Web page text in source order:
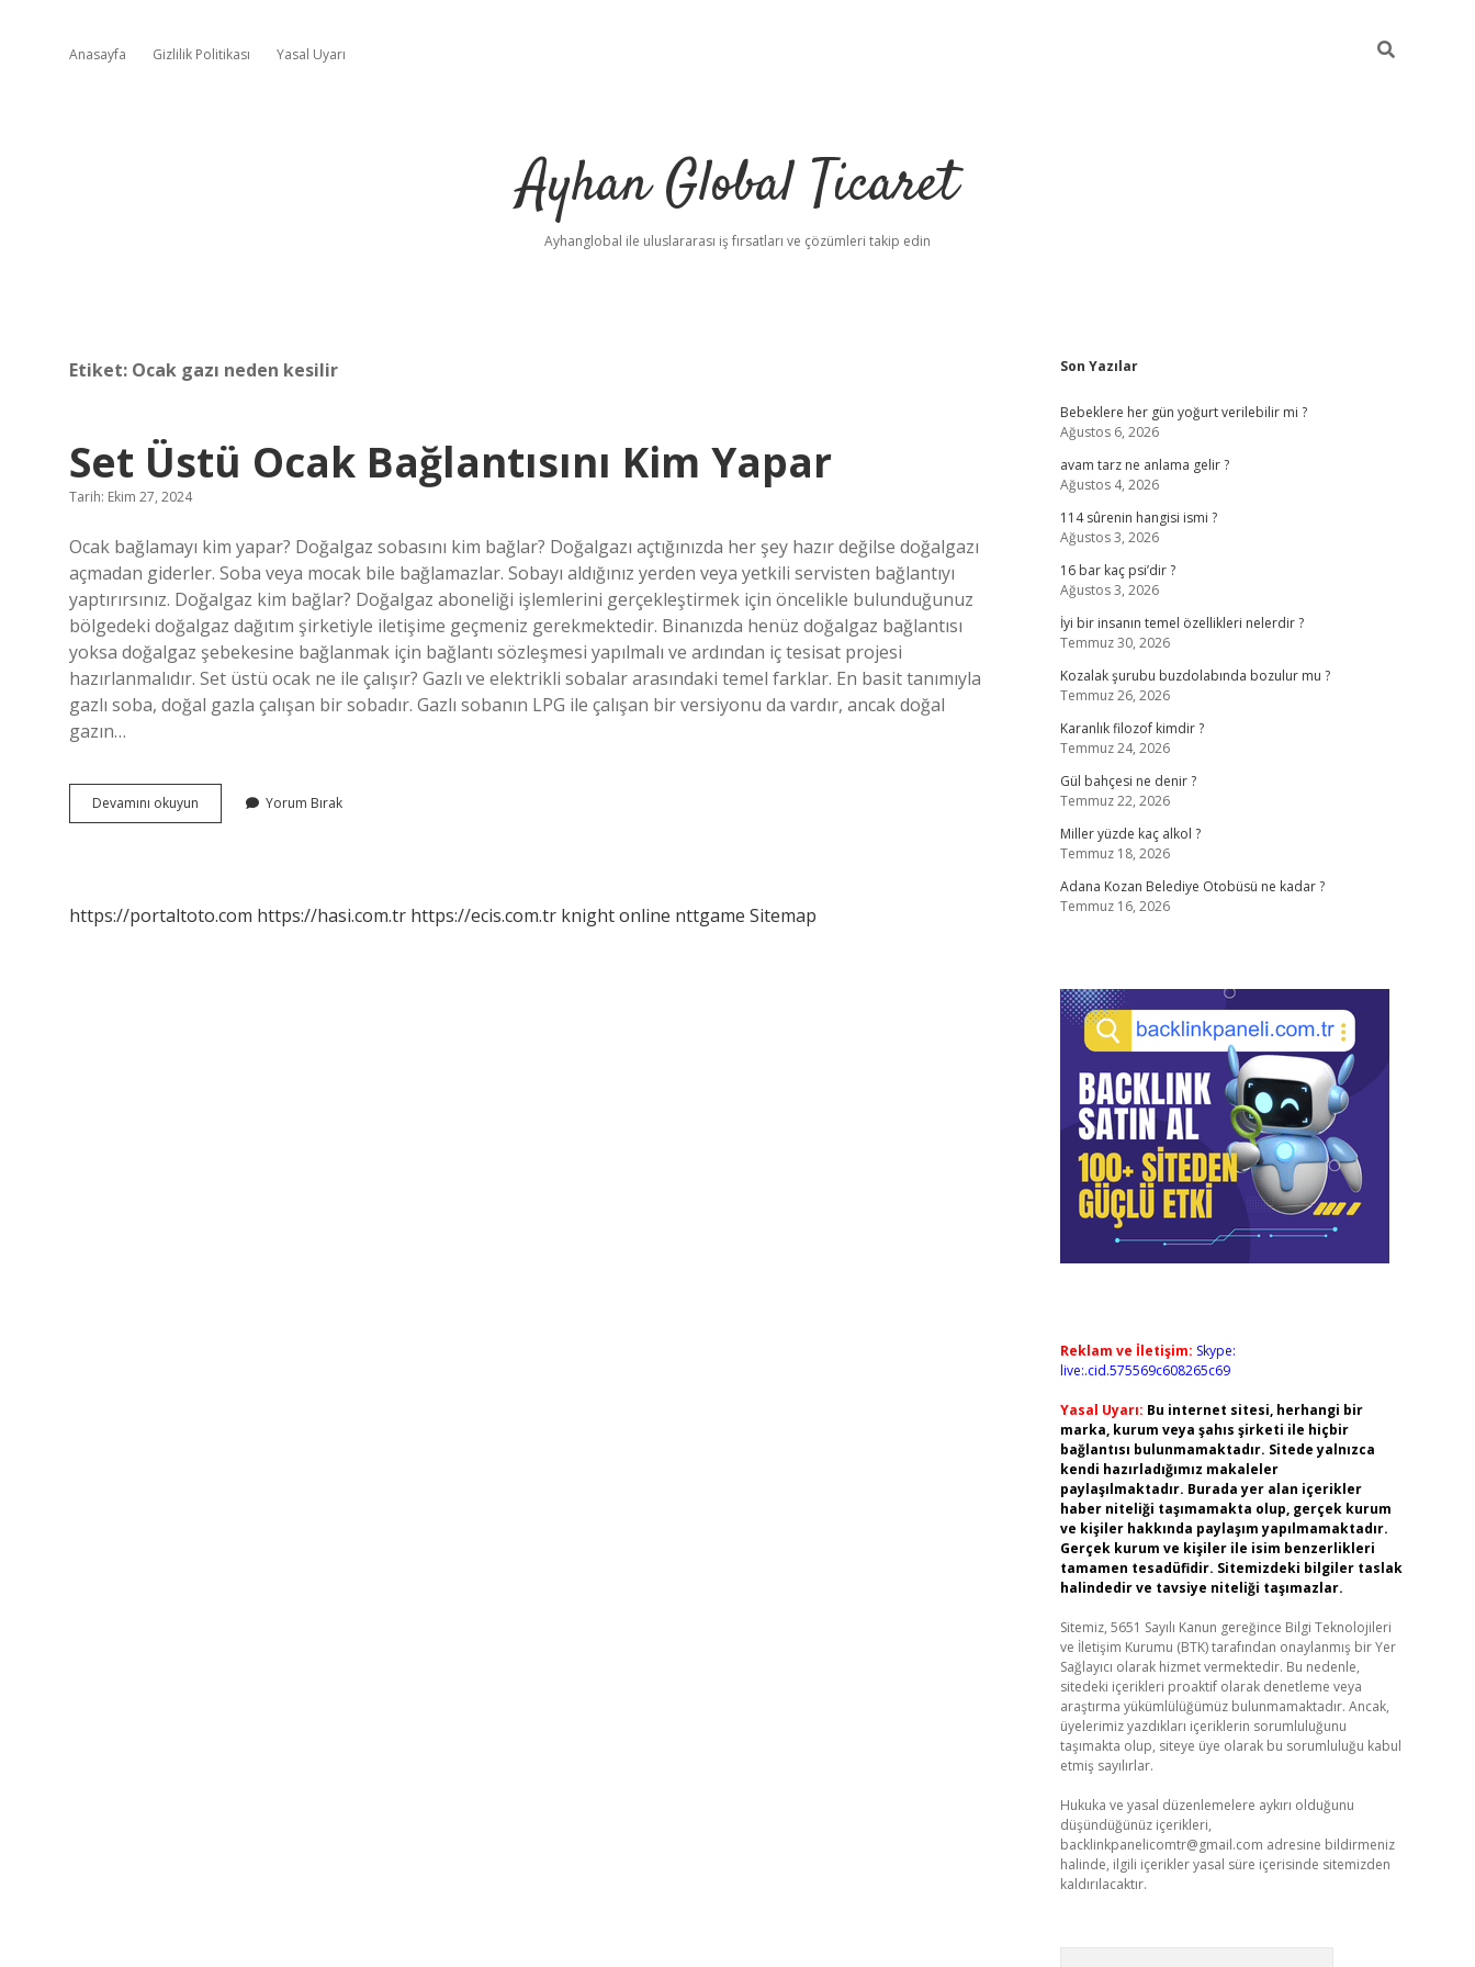
Anasayfa Gizlilik Politikası Yasal Uyarı
Ayhan Global Ticaret
Ayhanglobal ile uluslararası iş fırsatları ve çözümleri takip edin
Etiket: Ocak gazı neden kesilir
Set Üstü Ocak Bağlantısını Kim Yapar
Tarih: Ekim 27, 2024
Ocak bağlamayı kim yapar? Doğalgaz sobasını kim bağlar? Doğalgazı açtığınızda her şey hazır değilse doğalgazı
açmadan giderler. Soba veya mocak bile bağlamazlar. Sobayı aldığınız yerden veya yetkili servisten bağlantıyı
yaptırırsınız. Doğalgaz kim bağlar? Doğalgaz aboneliği işlemlerini gerçekleştirmek için öncelikle bulunduğunuz
bölgedeki doğalgaz dağıtım şirketiyle iletişime geçmeniz gerekmektedir. Binanızda henüz doğalgaz bağlantısı
yoksa doğalgaz şebekesine bağlanmak için bağlantı sözleşmesi yapılmalı ve ardından iç tesisat projesi
hazırlanmalıdır. Set üstü ocak ne ile çalışır? Gazlı ve elektrikli sobalar arasındaki temel farklar. En basit tanımıyla
gazlı soba, doğal gazla çalışan bir sobadır. Gazlı sobanın LPG ile çalışan bir versiyonu da vardır, ancak doğal
gazın…
Devamını okuyun
Üstü
Yorum Bırak
https://portaltoto.com https://hasi.com.tr https://ecis.com.tr knight online nttgame Sitemap
Sidebar
Son Yazılar
Bebeklere her gün yoğurt verilebilir mi ?
Ağustos 6, 2026
avam tarz ne anlama gelir ?
Ağustos 4, 2026
114 sûrenin hangisi ismi ?
Ağustos 3, 2026
16 bar kaç psi’dir ?
Ağustos 3, 2026
İyi bir insanın temel özellikleri nelerdir ?
Temmuz 30, 2026
Kozalak şurubu buzdolabında bozulur mu ?
Temmuz 26, 2026
Karanlık filozof kimdir ?
Temmuz 24, 2026
Gül bahçesi ne denir ?
Temmuz 22, 2026
Miller yüzde kaç alkol ?
Temmuz 18, 2026
Adana Kozan Belediye Otobüsü ne kadar ?
Temmuz 16, 2026
Reklam ve İletişim: Skype:
live:.cid.575569c608265c69
Yasal Uyarı: Bu internet sitesi, herhangi bir
marka, kurum veya şahıs şirketi ile hiçbir
bağlantısı bulunmamaktadır. Sitede yalnızca
kendi hazırladığımız makaleler
paylaşılmaktadır. Burada yer alan içerikler
haber niteliği taşımamakta olup, gerçek kurum
ve kişiler hakkında paylaşım yapılmamaktadır.
Gerçek kurum ve kişiler ile isim benzerlikleri
tamamen tesadüfidir. Sitemizdeki bilgiler taslak
halindedir ve tavsiye niteliği taşımazlar.
Sitemiz, 5651 Sayılı Kanun gereğince Bilgi Teknolojileri
ve İletişim Kurumu (BTK) tarafından onaylanmış bir Yer
Sağlayıcı olarak hizmet vermektedir. Bu nedenle,
sitedeki içerikleri proaktif olarak denetleme veya
araştırma yükümlülüğümüz bulunmamaktadır. Ancak,
üyelerimiz yazdıkları içeriklerin sorumluluğunu
taşımakta olup, siteye üye olarak bu sorumluluğu kabul
etmiş sayılırlar.
Hukuka ve yasal düzenlemelere aykırı olduğunu
düşündüğünüz içerikleri,
backlinkpanelicomtr@gmail.com adresine bildirmeniz
halinde, ilgili içerikler yasal süre içerisinde sitemizden
kaldırılacaktır.